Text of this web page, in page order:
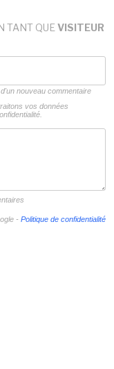
TANT QUE VISITEUR
nouveau commentaire
vos données
- Politique de confidentialité